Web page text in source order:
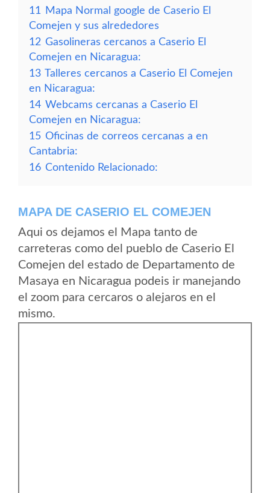
11
Mapa Normal google de Caserio El
Comejen y sus alrededores
12 Gasolineras cercanos a Caserio El
Comejen en Nicaragua:
13 Talleres cercanos a Caserio El Comejen
en Nicaragua:
14 Webcams cercanas a Caserio El
Comejen en Nicaragua:
15 Oficinas de correos cercanas a en
Cantabria:
16 Contenido Relacionado:
MAPA DE CASERIO EL COMEJEN
Aqui os dejamos el Mapa tanto de
carreteras como del pueblo de Caserio El
Comejen del estado de Departamento de
Masaya en Nicaragua podeis ir manejando
el zoom para cercaros o alejaros en el
mismo.